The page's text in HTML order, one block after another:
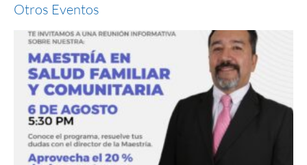
Otros Eventos